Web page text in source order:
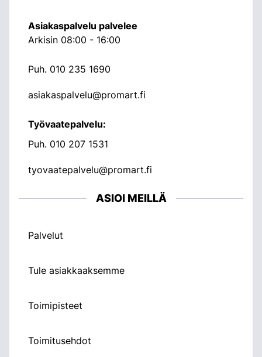
Asiakaspalvelu palvelee
Arkisin 08:00 - 16:00
Puh. 010 235 1690
asiakaspalvelu@promart.fi
Työvaatepalvelu:
Puh. 010 207 1531
tyovaatepalvelu@promart.fi
ASIOI MEILLÄ
Palvelut
Tule asiakkaaksemme
Toimipisteet
Toimitusehdot